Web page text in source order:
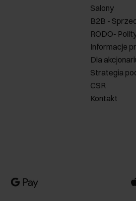
Salony
B2B -
RODO-
Informacje
Dla
Strategia
CSR
Kontakt